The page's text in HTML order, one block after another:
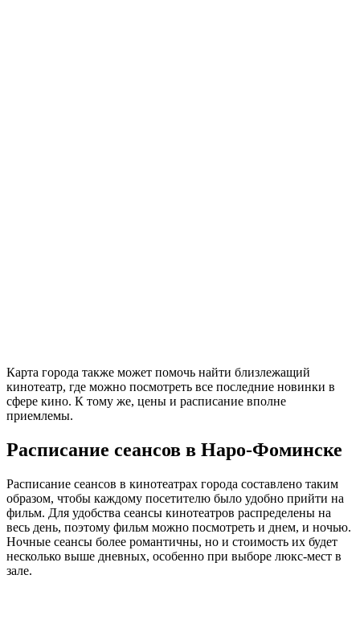
Карта города также может помочь найти близлежащий
кинотеатр, где можно посмотреть все последние новинки в
сфере кино. К тому же, цены и расписание вполне
приемлемы.
Расписание сеансов в Наро-Фоминске
Расписание сеансов в кинотеатрах города составлено таким
образом, чтобы каждому посетителю было удобно прийти на
фильм. Для удобства сеансы кинотеатров распределены на
весь день, поэтому фильм можно посмотреть и днем, и ночью.
Ночные сеансы более романтичны, но и стоимость их будет
несколько выше дневных, особенно при выборе люкс-мест в
зале.